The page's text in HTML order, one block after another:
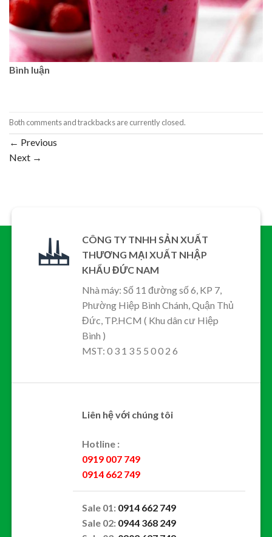
Bình luận
Both comments and trackbacks are currently closed.
← Previous
Next →
CÔNG TY TNHH SẢN XUẤT
THƯƠNG MẠI XUẤT NHẬP
KHẨU ĐỨC NAM
Nhà máy: Số 11 đường số 6, KP 7,
Phường Hiệp Bình Chánh, Quận Thủ
Đức, TP.HCM ( Khu dân cư Hiệp
Bình )
MST: 0 3 1 3 5 5 0 0 2 6
Liên hệ với chúng tôi
Hotline :
0919 007 749
0914 662 749
Sale 01: 0914 662 749
Sale 02: 0944 368 249